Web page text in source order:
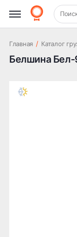
+7 (831) 261-35-
Главная / Каталог
Белшина